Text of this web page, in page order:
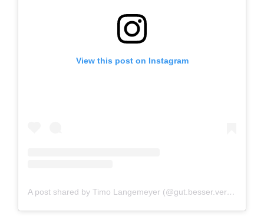
View this post on Instagram
A post shared by Timo Langemeyer (@gut.besser.vermesser)